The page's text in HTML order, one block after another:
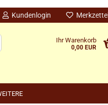
Kundenlogin Merkzettel
Ihr Warenkorb
0,00 EUR